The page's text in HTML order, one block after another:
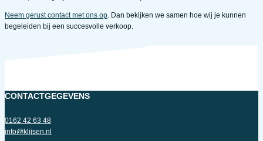
Neem gerust contact met ons op . Dan bekijken we samen hoe wij je kunnen
begeleiden bij een succesvolle verkoop.
CONTACTGEGEVENS
0162 42 63 48
info@klijsen.nl